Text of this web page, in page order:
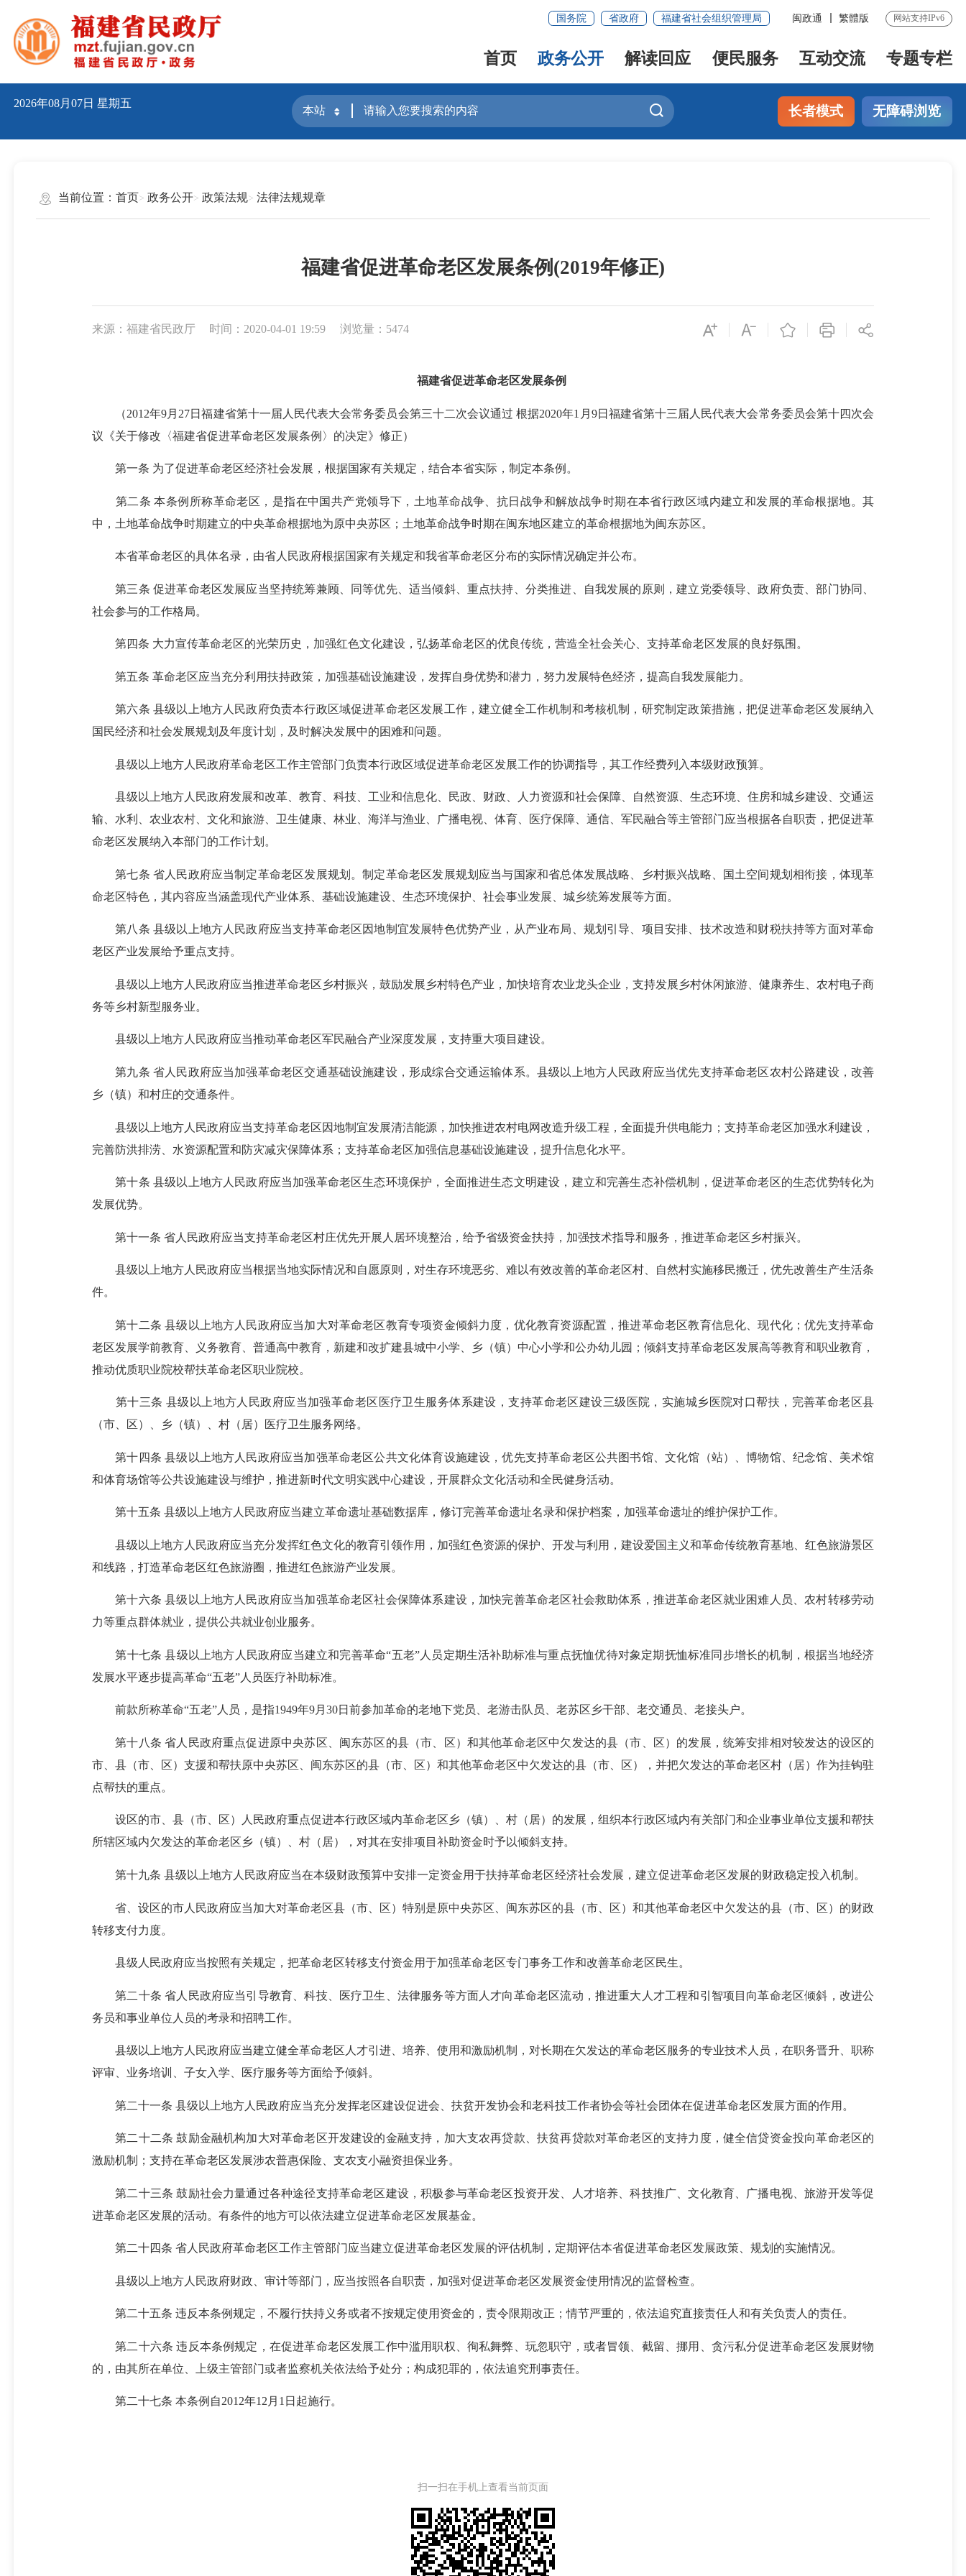
国务院 省政府 福建省社会组织管理局 闽政通 繁體版 网站支持IPv6
首页 政务公开 解读回应 便民服务 互动交流 专题专栏
2026年08月07日 星期五
长者模式 无障碍浏览
当前位置： 首页 政务公开 政策法规 法律法规规章
福建省促进革命老区发展条例(2019年修正)
来源：福建省民政厅 时间：2020-04-01 19:59 浏览量：5474
福建省促进革命老区发展条例
（2012年9月27日福建省第十一届人民代表大会常务委员会第三十二次会议通过 根据2020年1月9日福建省第十三届人民代表大会常务委员会第十四次会
议《关于修改〈福建省促进革命老区发展条例〉的决定》修正）
第一条 为了促进革命老区经济社会发展，根据国家有关规定，结合本省实际，制定本条例。
第二条 本条例所称革命老区，是指在中国共产党领导下，土地革命战争、抗日战争和解放战争时期在本省行政区域内建立和发展的革命根据地。其
中，土地革命战争时期建立的中央革命根据地为原中央苏区；土地革命战争时期在闽东地区建立的革命根据地为闽东苏区。
本省革命老区的具体名录，由省人民政府根据国家有关规定和我省革命老区分布的实际情况确定并公布。
第三条 促进革命老区发展应当坚持统筹兼顾、同等优先、适当倾斜、重点扶持、分类推进、自我发展的原则，建立党委领导、政府负责、部门协同、
社会参与的工作格局。
第四条 大力宣传革命老区的光荣历史，加强红色文化建设，弘扬革命老区的优良传统，营造全社会关心、支持革命老区发展的良好氛围。
第五条 革命老区应当充分利用扶持政策，加强基础设施建设，发挥自身优势和潜力，努力发展特色经济，提高自我发展能力。
第六条 县级以上地方人民政府负责本行政区域促进革命老区发展工作，建立健全工作机制和考核机制，研究制定政策措施，把促进革命老区发展纳入
国民经济和社会发展规划及年度计划，及时解决发展中的困难和问题。
县级以上地方人民政府革命老区工作主管部门负责本行政区域促进革命老区发展工作的协调指导，其工作经费列入本级财政预算。
县级以上地方人民政府发展和改革、教育、科技、工业和信息化、民政、财政、人力资源和社会保障、自然资源、生态环境、住房和城乡建设、交通运
输、水利、农业农村、文化和旅游、卫生健康、林业、海洋与渔业、广播电视、体育、医疗保障、通信、军民融合等主管部门应当根据各自职责，把促进革
命老区发展纳入本部门的工作计划。
第七条 省人民政府应当制定革命老区发展规划。制定革命老区发展规划应当与国家和省总体发展战略、乡村振兴战略、国土空间规划相衔接，体现革
命老区特色，其内容应当涵盖现代产业体系、基础设施建设、生态环境保护、社会事业发展、城乡统筹发展等方面。
第八条 县级以上地方人民政府应当支持革命老区因地制宜发展特色优势产业，从产业布局、规划引导、项目安排、技术改造和财税扶持等方面对革命
老区产业发展给予重点支持。
县级以上地方人民政府应当推进革命老区乡村振兴，鼓励发展乡村特色产业，加快培育农业龙头企业，支持发展乡村休闲旅游、健康养生、农村电子商
务等乡村新型服务业。
县级以上地方人民政府应当推动革命老区军民融合产业深度发展，支持重大项目建设。
第九条 省人民政府应当加强革命老区交通基础设施建设，形成综合交通运输体系。县级以上地方人民政府应当优先支持革命老区农村公路建设，改善
乡（镇）和村庄的交通条件。
县级以上地方人民政府应当支持革命老区因地制宜发展清洁能源，加快推进农村电网改造升级工程，全面提升供电能力；支持革命老区加强水利建设，
完善防洪排涝、水资源配置和防灾减灾保障体系；支持革命老区加强信息基础设施建设，提升信息化水平。
第十条 县级以上地方人民政府应当加强革命老区生态环境保护，全面推进生态文明建设，建立和完善生态补偿机制，促进革命老区的生态优势转化为
发展优势。
第十一条 省人民政府应当支持革命老区村庄优先开展人居环境整治，给予省级资金扶持，加强技术指导和服务，推进革命老区乡村振兴。
县级以上地方人民政府应当根据当地实际情况和自愿原则，对生存环境恶劣、难以有效改善的革命老区村、自然村实施移民搬迁，优先改善生产生活条
件。
第十二条 县级以上地方人民政府应当加大对革命老区教育专项资金倾斜力度，优化教育资源配置，推进革命老区教育信息化、现代化；优先支持革命
老区发展学前教育、义务教育、普通高中教育，新建和改扩建县城中小学、乡（镇）中心小学和公办幼儿园；倾斜支持革命老区发展高等教育和职业教育，
推动优质职业院校帮扶革命老区职业院校。
第十三条 县级以上地方人民政府应当加强革命老区医疗卫生服务体系建设，支持革命老区建设三级医院，实施城乡医院对口帮扶，完善革命老区县
（市、区）、乡（镇）、村（居）医疗卫生服务网络。
第十四条 县级以上地方人民政府应当加强革命老区公共文化体育设施建设，优先支持革命老区公共图书馆、文化馆（站）、博物馆、纪念馆、美术馆
和体育场馆等公共设施建设与维护，推进新时代文明实践中心建设，开展群众文化活动和全民健身活动。
第十五条 县级以上地方人民政府应当建立革命遗址基础数据库，修订完善革命遗址名录和保护档案，加强革命遗址的维护保护工作。
县级以上地方人民政府应当充分发挥红色文化的教育引领作用，加强红色资源的保护、开发与利用，建设爱国主义和革命传统教育基地、红色旅游景区
和线路，打造革命老区红色旅游圈，推进红色旅游产业发展。
第十六条 县级以上地方人民政府应当加强革命老区社会保障体系建设，加快完善革命老区社会救助体系，推进革命老区就业困难人员、农村转移劳动
力等重点群体就业，提供公共就业创业服务。
第十七条 县级以上地方人民政府应当建立和完善革命“五老”人员定期生活补助标准与重点抚恤优待对象定期抚恤标准同步增长的机制，根据当地经济
发展水平逐步提高革命“五老”人员医疗补助标准。
前款所称革命“五老”人员，是指1949年9月30日前参加革命的老地下党员、老游击队员、老苏区乡干部、老交通员、老接头户。
第十八条 省人民政府重点促进原中央苏区、闽东苏区的县（市、区）和其他革命老区中欠发达的县（市、区）的发展，统筹安排相对较发达的设区的
市、县（市、区）支援和帮扶原中央苏区、闽东苏区的县（市、区）和其他革命老区中欠发达的县（市、区），并把欠发达的革命老区村（居）作为挂钩驻
点帮扶的重点。
设区的市、县（市、区）人民政府重点促进本行政区域内革命老区乡（镇）、村（居）的发展，组织本行政区域内有关部门和企业事业单位支援和帮扶
所辖区域内欠发达的革命老区乡（镇）、村（居），对其在安排项目补助资金时予以倾斜支持。
第十九条 县级以上地方人民政府应当在本级财政预算中安排一定资金用于扶持革命老区经济社会发展，建立促进革命老区发展的财政稳定投入机制。
省、设区的市人民政府应当加大对革命老区县（市、区）特别是原中央苏区、闽东苏区的县（市、区）和其他革命老区中欠发达的县（市、区）的财政
转移支付力度。
县级人民政府应当按照有关规定，把革命老区转移支付资金用于加强革命老区专门事务工作和改善革命老区民生。
第二十条 省人民政府应当引导教育、科技、医疗卫生、法律服务等方面人才向革命老区流动，推进重大人才工程和引智项目向革命老区倾斜，改进公
务员和事业单位人员的考录和招聘工作。
县级以上地方人民政府应当建立健全革命老区人才引进、培养、使用和激励机制，对长期在欠发达的革命老区服务的专业技术人员，在职务晋升、职称
评审、业务培训、子女入学、医疗服务等方面给予倾斜。
第二十一条 县级以上地方人民政府应当充分发挥老区建设促进会、扶贫开发协会和老科技工作者协会等社会团体在促进革命老区发展方面的作用。
第二十二条 鼓励金融机构加大对革命老区开发建设的金融支持，加大支农再贷款、扶贫再贷款对革命老区的支持力度，健全信贷资金投向革命老区的
激励机制；支持在革命老区发展涉农普惠保险、支农支小融资担保业务。
第二十三条 鼓励社会力量通过各种途径支持革命老区建设，积极参与革命老区投资开发、人才培养、科技推广、文化教育、广播电视、旅游开发等促
进革命老区发展的活动。有条件的地方可以依法建立促进革命老区发展基金。
第二十四条 省人民政府革命老区工作主管部门应当建立促进革命老区发展的评估机制，定期评估本省促进革命老区发展政策、规划的实施情况。
县级以上地方人民政府财政、审计等部门，应当按照各自职责，加强对促进革命老区发展资金使用情况的监督检查。
第二十五条 违反本条例规定，不履行扶持义务或者不按规定使用资金的，责令限期改正；情节严重的，依法追究直接责任人和有关负责人的责任。
第二十六条 违反本条例规定，在促进革命老区发展工作中滥用职权、徇私舞弊、玩忽职守，或者冒领、截留、挪用、贪污私分促进革命老区发展财物
的，由其所在单位、上级主管部门或者监察机关依法给予处分；构成犯罪的，依法追究刑事责任。
第二十七条 本条例自2012年12月1日起施行。
扫一扫在手机上查看当前页面